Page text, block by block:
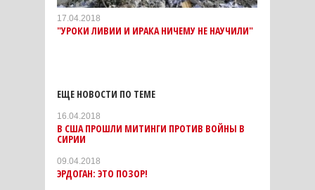
17.04.2018
"УРОКИ ЛИВИИ И ИРАКА НИЧЕМУ НЕ НАУЧИЛИ"
ЕЩЕ НОВОСТИ ПО ТЕМЕ
16.04.2018
В США ПРОШЛИ МИТИНГИ ПРОТИВ ВОЙНЫ В
СИРИИ
09.04.2018
ЭРДОГАН: ЭТО ПОЗОР!